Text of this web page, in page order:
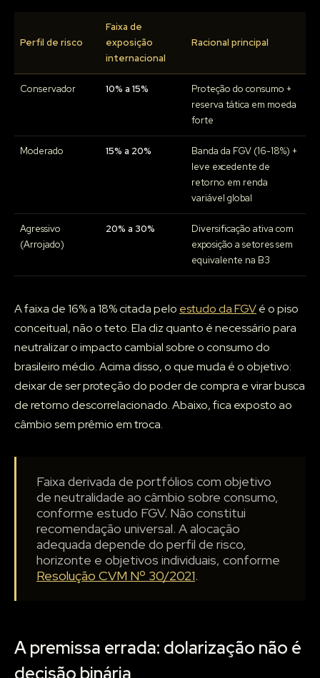
Perfil de risco
Faixa de
exposição
internacional
Racional principal
Conservador 10% a 15%
Proteção do consumo +
reserva tática em moeda
forte
Moderado 15% a 20%
Banda da FGV (16-18%) +
leve excedente de
retorno em renda
variável global
Agressivo
(Arrojado)
20% a 30%
Diversificação ativa com
exposição a setores sem
equivalente na B3
A faixa de 16% a 18% citada pelo estudo da FGVé o piso
conceitual, não o teto. Ela diz quanto é necessário para
neutralizar o impacto cambial sobre o consumo do
brasileiro médio. Acima disso, o que muda é o objetivo:
deixar de ser proteção do poder de compra e virar busca
de retorno descorrelacionado. Abaixo, fica exposto ao
câmbio sem prêmio em troca.
Faixa derivada de portfólios com objetivo
de neutralidade ao câmbio sobre consumo,
conforme estudo FGV. Não constitui
recomendação universal. A alocação
adequada depende do perfil de risco,
horizonte e objetivos individuais, conforme
Resolução CVM Nº 30/2021.
A premissa errada: dolarização não é
decisão binária